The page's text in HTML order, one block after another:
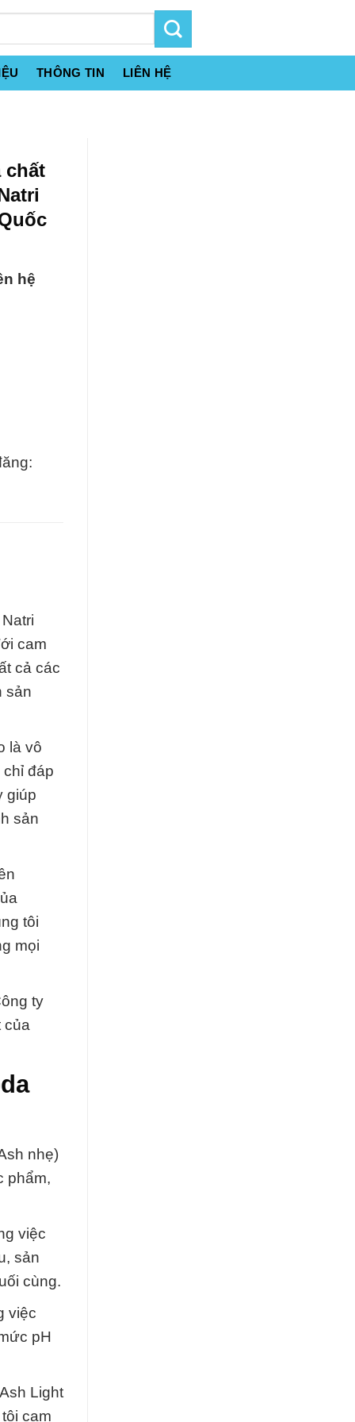
THÔNG TIN LIÊN HỆ
chất
hệ
cam
cả các
sản
là vô
đáp
giúp
sản
tôi
mọi
ty
của
nhẹ)
phẩm,
việc
sản
cùng.
việc
pH
Light
cam